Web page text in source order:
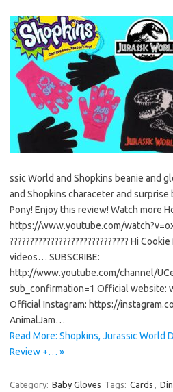
ssic World and Shopkins beanie and
and Shopkins characeter and
Pony! Enjoy this review! Watch more
https://www.youtube.com/
????????????????????????????? Hi
videos… SUBSCRIBE:
http://www.youtube.com/channel/
sub_confirmation=1 Official website:
Official Instagram: https://
AnimalJam…
Read More: Shopkins, Jurassic World
Review +… »
Category: Baby Gloves Tags: Cards ,